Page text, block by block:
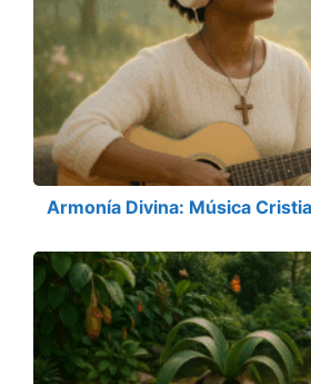
Armonía Divina: Música